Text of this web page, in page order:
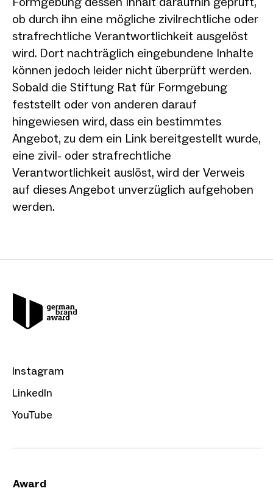
ob durch ihn eine mögliche zivilrechtliche oder
strafrechtliche Verantwortlichkeit ausgelöst
wird. Dort nachträglich eingebundene Inhalte
können jedoch leider nicht überprüft werden.
Sobald die Stiftung Rat für Formgebung
feststellt oder von anderen darauf
hingewiesen wird, dass ein bestimmtes
Angebot, zu dem ein Link bereitgestellt wurde,
eine zivil- oder strafrechtliche
Verantwortlichkeit auslöst, wird der Verweis
auf dieses Angebot unverzüglich aufgehoben
werden.
Instagram
LinkedIn
YouTube
Award